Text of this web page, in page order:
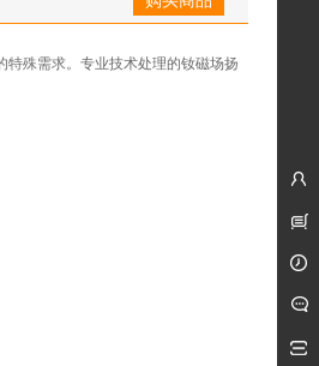
殊需求。专业技术处理的钕磁场扬